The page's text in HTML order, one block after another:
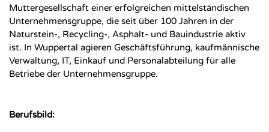
Muttergesellschaft einer erfolgreichen mittelständischen
Unternehmensgruppe, die seit über 100 Jahren in der
Naturstein-, Recycling-, Asphalt- und Bauindustrie aktiv
ist. In Wuppertal agieren Geschäftsführung, kaufmännische
Verwaltung, IT, Einkauf und Personalabteilung für alle
Betriebe der Unternehmensgruppe.
Berufsbild: